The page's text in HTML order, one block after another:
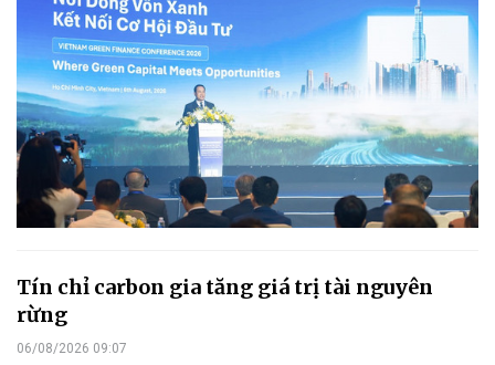
Tín chỉ carbon gia tăng giá trị tài nguyên
rừng
06/08/2026 09:07